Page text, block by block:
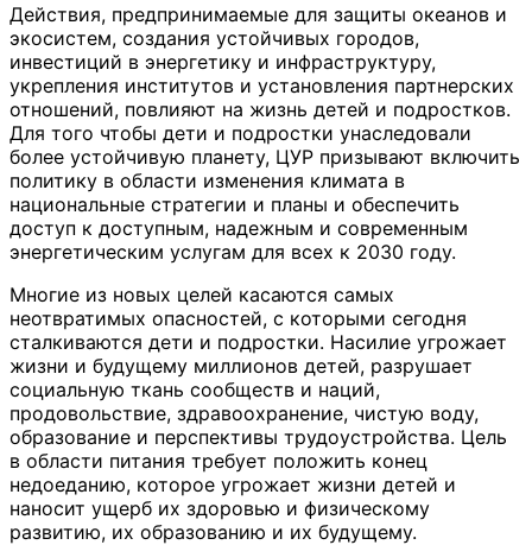
Действия, предпринимаемые для защиты океанов и
экосистем, создания устойчивых городов,
инвестиций в энергетику и инфраструктуру,
укрепления институтов и установления партнерских
отношений, повлияют на жизнь детей и подростков.
Для того чтобы дети и подростки унаследовали
более устойчивую планету, ЦУР призывают включить
политику в области изменения климата в
национальные стратегии и планы и обеспечить
доступ к доступным, надежным и современным
энергетическим услугам для всех к 2030 году.
Многие из новых целей касаются самых
неотвратимых опасностей, с которыми сегодня
сталкиваются дети и подростки. Насилие угрожает
жизни и будущему миллионов детей, разрушает
социальную ткань сообществ и наций,
продовольствие, здравоохранение, чистую воду,
образование и перспективы трудоустройства. Цель
в области питания требует положить конец
недоеданию, которое угрожает жизни детей и
наносит ущерб их здоровью и физическому
развитию, их образованию и их будущему.